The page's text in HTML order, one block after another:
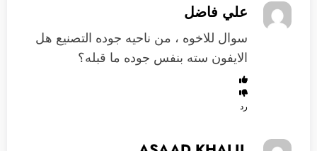
علي فاضل
سوال للاخوه ، من ناحيه جوده التصنيع هل
الايفون سته بنفس جوده ما قبله؟
رد